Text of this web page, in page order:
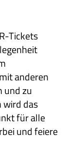
Tickets
anderen
und zu
wird das
für alle
und feiere